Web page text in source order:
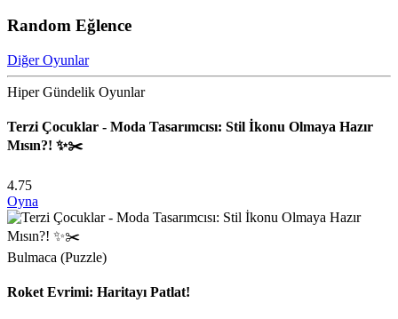
Random Eğlence
Diğer Oyunlar
Hiper Gündelik Oyunlar
Terzi Çocuklar - Moda Tasarımcısı: Stil İkonu Olmaya Hazır
Mısın?! ✨✂️
4.75
Oyna
Bulmaca (Puzzle)
Roket Evrimi: Haritayı Patlat!